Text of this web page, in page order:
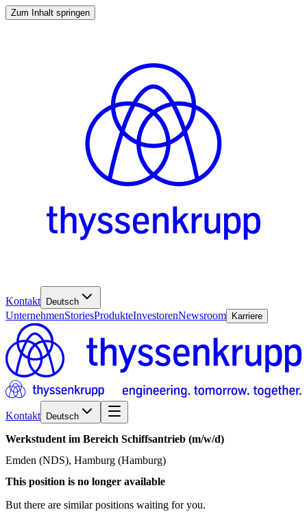
Zum Inhalt springen
Kontakt Deutsch
UnternehmenStoriesProdukteInvestorenNewsroom Karriere
Kontakt Deutsch
Werkstudent im Bereich Schiffsantrieb (m/w/d)
Emden (NDS), Hamburg (Hamburg)
This position is no longer available
But there are similar positions waiting for you.